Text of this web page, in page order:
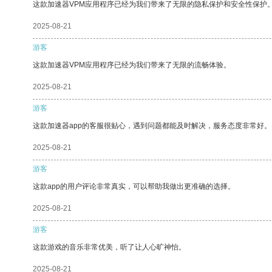
这款加速器VPM应用程序已经为我们带来了无限的隐私保护和安全性保护
2025-08-21
游客
这款加速器VPM应用程序已经为我们带来了无限的流畅体验。
2025-08-21
游客
这款加速器app的客服很贴心，遇到问题都能及时解决，服务态度非常好。
2025-08-21
游客
这款app的用户评论非常真实，可以帮助我做出更准确的选择。
2025-08-21
游客
这款游戏的音乐非常优美，听了让人心旷神怡。
2025-08-21